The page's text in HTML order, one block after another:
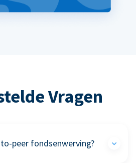
Vragen
peer fondsenwerving?